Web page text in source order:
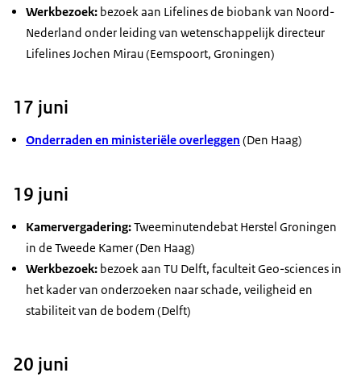
Werkbezoek: bezoek aan Lifelinesde biobank van Noord-
Nederland onder leiding van wetenschappelijk directeur
LifelinesJochen Mirau (Eemspoort, Groningen)
17 juni
Onderraden en ministeriële overleggen (Den Haag)
19 juni
Kamervergadering:Tweeminutendebat Herstel Groningen
in de Tweede Kamer (Den Haag)
Werkbezoek: bezoek aan TU Delft, faculteitGeo-sciences in
het kader van onderzoeken naar schade, veiligheid en
stabiliteit van de bodem (Delft)
20 juni